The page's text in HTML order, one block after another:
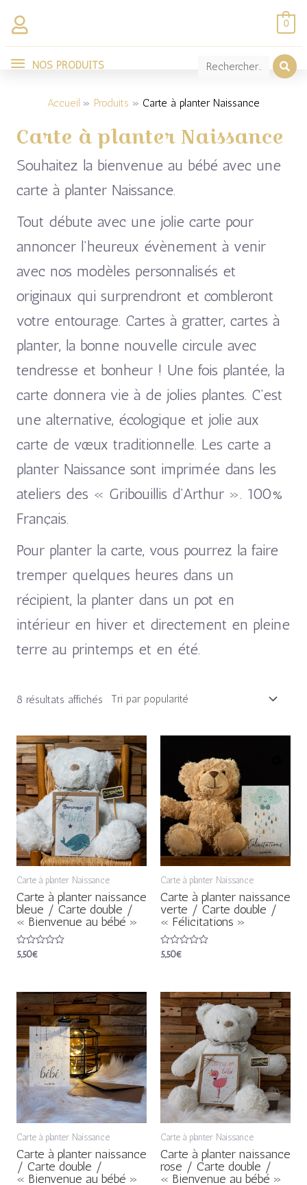
contenu
NOS
NOS PRODUITS
0
Accueil Produits Carte à planter Naissance
Carte à planter Naissance
Souhaitez la bienvenue au bébé avec une
carte à planter Naissance.
Tout débute avec une jolie carte pour
annoncer l’heureux évènement à venir
avec nos modèles personnalisés et
originaux qui surprendront et combleront
votre entourage. Cartes à gratter, cartes à
planter, la bonne nouvelle circule avec
tendresse et bonheur ! Une fois plantée, la
carte donnera vie à de jolies plantes. C’est
une alternative, écologique et jolie aux
carte de vœux traditionnelle. Les carte a
planter Naissance sont imprimée dans les
ateliers des « Gribouillis d’Arthur ». 100%
Français.
Pour planter la carte, vous pourrez la faire
tremper quelques heures dans un
récipient, la planter dans un pot en
intérieur en hiver et directement en pleine
terre au printemps et en été.
8 résultats affichés
Carte à planter Naissance
Carte à planter naissance
bleue / Carte double /
« Bienvenue au bébé »
Note
5,50€
Carte à planter Naissance
Carte à planter naissance
verte / Carte double /
« Félicitations »
Note
5,50€
Carte à planter Naissance
Carte à planter naissance
/ Carte double /
« Bienvenue au bébé »
Carte à planter Naissance
Carte à planter naissance
rose / Carte double /
« Bienvenue au bébé »